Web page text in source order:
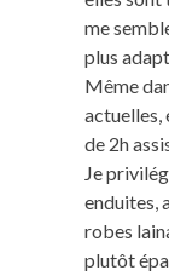
me
plus
Même
actuelles,
de 2h
Je
enduites,
robes
plutôt